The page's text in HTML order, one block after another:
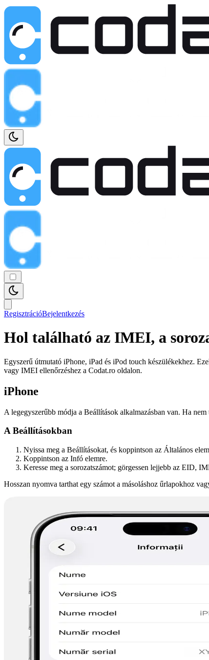
RegisztrációBejelentkezés
Hol található az IMEI, a
Egyszerű útmutató iPhone, iPad és iPod touch készülékekhez.
vagy IMEI ellenőrzéshez a Codat.ro oldalon.
iPhone
A legegyszerűbb módja a Beállítások alkalmazásban van. Ha
A Beállításokban
Nyissa meg a Beállításokat, és koppintson az Általános
Koppintson az Infó elemre.
Keresse meg a sorozatszámot; görgessen lejjebb az EID,
Hosszan nyomva tarthat egy számot a másoláshoz űrlapokhoz